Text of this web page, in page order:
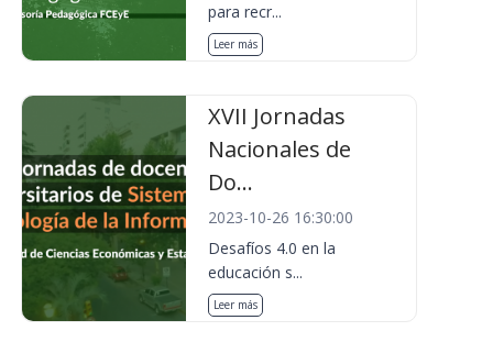
para recr...
Leer más
XVII Jornadas
Nacionales de
Do...
2023-10-26 16:30:00
Desafíos 4.0 en la
educación s...
Leer más